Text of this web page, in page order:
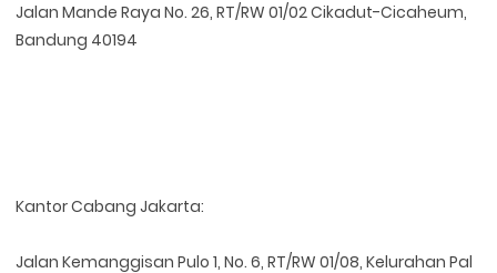
Jalan Mande Raya No. 26, RT/RW 01/02 Cikadut-Cicaheum,
Bandung 40194
Kantor Cabang Jakarta:
Jalan Kemanggisan Pulo 1, No. 6, RT/RW 01/08, Kelurahan Pal